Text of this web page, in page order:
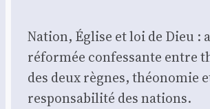
Nation, Église et loi de Dieu :
réformée confessante entre
des deux règnes, théonomie
responsabilité des nations.